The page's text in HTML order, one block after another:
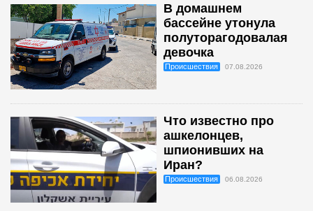
В домашнем
бассейне утонула
полуторагодовалая
девочка
Происшествия 07.08.2026
Что известно про
ашкелонцев,
шпионивших на
Иран?
Происшествия 06.08.2026